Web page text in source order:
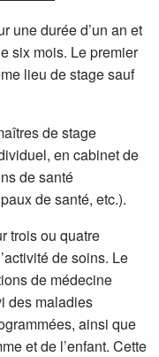
une durée d’un an et
six mois. Le premier
lieu de stage sauf
de stage
en cabinet de
de santé
de santé, etc.).
trois ou quatre
de soins. Le
de médecine
des maladies
ainsi que
et de l’enfant. Cette